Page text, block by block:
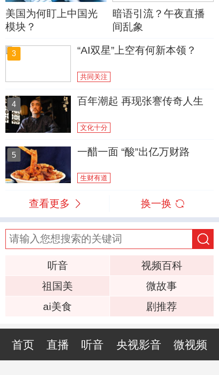
美国为何盯上中国光
模块？
暗语引流？午夜直播
间乱象
3 “AI双星”上空有何新本领？
共同关注
4 百年潮起 再现张謇传奇人生
文化十分
5 一醋一面 “酸”出亿万财路
生财有道
查看更多 换一换
听音
视频百科
祖国美
微故事
ai美食
剧推荐
首页 直播 听音 央视影音 微视频